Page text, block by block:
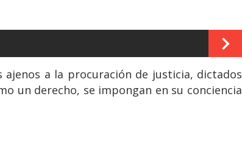
a la procuración de justicia, dictados
un derecho, se impongan en su conciencia